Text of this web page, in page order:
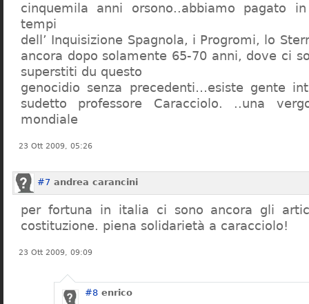
cinquemila anni orsono..abbiamo pagato
tempi
dell’ Inquisizione Spagnola, i Progromi, lo
ancora dopo solamente 65-70 anni, dove ci
superstiti du questo
genocidio senza precedenti…esiste gente
sudetto professore Caracciolo. ..una
mondiale
23 Ott 2009, 05:26
#7 andrea carancini
per fortuna in italia ci sono ancora gli
costituzione. piena solidarietà a caracciolo!
23 Ott 2009, 09:09
#8 enrico